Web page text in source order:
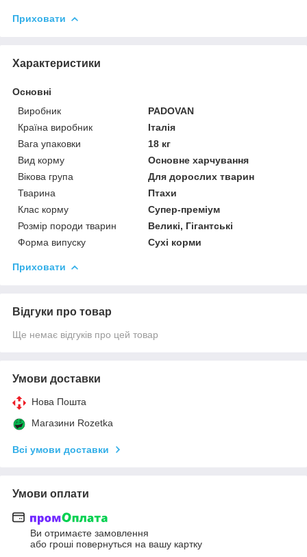
Приховати
Характеристики
Основні
Виробник
PADOVAN
Країна виробник
Італія
Вага упаковки
18 кг
Вид корму
Основне харчування
Вікова група
Для дорослих тварин
Тварина
Птахи
Клас корму
Супер-преміум
Розмір породи тварин
Великі, Гігантські
Форма випуску
Сухі корми
Приховати
Відгуки про товар
Ще немає відгуків про цей товар
Умови доставки
Нова Пошта
Магазини Rozetka
Всі умови доставки
Умови оплати
Ви отримаєте замовлення
або гроші повернуться на вашу картку